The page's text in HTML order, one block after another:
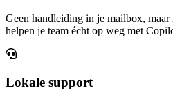
Geen handleiding in je mailbox, maar
helpen je team écht op weg met
Lokale support